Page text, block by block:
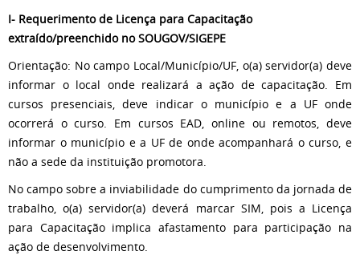
I- Requerimento de Licença para Capacitação
extraído/preenchido no SOUGOV/SIGEPE
Orientação: No campo Local/Município/UF, o(a) servidor(a) deve
informar o local onde realizará a ação de capacitação. Em
cursos presenciais, deve indicar o município e a UF onde
ocorrerá o curso. Em cursos EAD, online ou remotos, deve
informar o município e a UF de onde acompanhará o curso, e
não a sede da instituição promotora.
No campo sobre a inviabilidade do cumprimento da jornada de
trabalho, o(a) servidor(a) deverá marcar SIM, pois a Licença
para Capacitação implica afastamento para participação na
ação de desenvolvimento.